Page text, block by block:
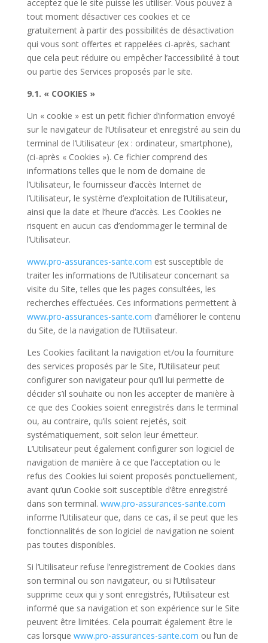
acceptez que le site puisse les utiliser. Vous pouvez à
tout moment désactiver ces cookies et ce
gratuitement à partir des possibilités de désactivation
qui vous sont offertes et rappelées ci-après, sachant
que cela peut réduire ou empêcher l’accessibilité à tout
ou partie des Services proposés par le site.
9.1. « COOKIES »
Un « cookie » est un petit fichier d’information envoyé
sur le navigateur de l’Utilisateur et enregistré au sein du
terminal de l’Utilisateur (ex : ordinateur, smartphone),
(ci-après « Cookies »). Ce fichier comprend des
informations telles que le nom de domaine de
l’Utilisateur, le fournisseur d’accès Internet de
l’Utilisateur, le système d’exploitation de l’Utilisateur,
ainsi que la date et l’heure d’accès. Les Cookies ne
risquent en aucun cas d’endommager le terminal de
l’Utilisateur.
www.pro-assurances-sante.com est susceptible de
traiter les informations de l’Utilisateur concernant sa
visite du Site, telles que les pages consultées, les
recherches effectuées. Ces informations permettent à
www.pro-assurances-sante.com d’améliorer le contenu
du Site, de la navigation de l’Utilisateur.
Les Cookies facilitant la navigation et/ou la fourniture
des services proposés par le Site, l’Utilisateur peut
configurer son navigateur pour qu’il lui permette de
décider s’il souhaite ou non les accepter de manière à
ce que des Cookies soient enregistrés dans le terminal
ou, au contraire, qu’ils soient rejetés, soit
systématiquement, soit selon leur émetteur.
L’Utilisateur peut également configurer son logiciel de
navigation de manière à ce que l’acceptation ou le
refus des Cookies lui soient proposés ponctuellement,
avant qu’un Cookie soit susceptible d’être enregistré
dans son terminal. www.pro-assurances-sante.com
informe l’Utilisateur que, dans ce cas, il se peut que les
fonctionnalités de son logiciel de navigation ne soient
pas toutes disponibles.
Si l’Utilisateur refuse l’enregistrement de Cookies dans
son terminal ou son navigateur, ou si l’Utilisateur
supprime ceux qui y sont enregistrés, l’Utilisateur est
informé que sa navigation et son expérience sur le Site
peuvent être limitées. Cela pourrait également être le
cas lorsque www.pro-assurances-sante.com ou l’un de